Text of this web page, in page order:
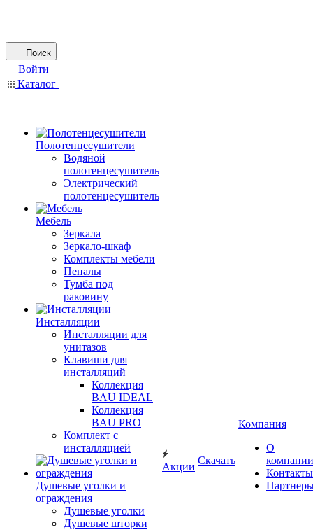
Поиск
Войти
Каталог
Полотенцесушители
Водяной
полотенцесушитель
Электрический
полотенцесушитель
Мебель
Зеркала
Зеркало-шкаф
Комплекты мебели
Пеналы
Тумба под
раковину
Инсталляции
Инсталляции для
унитазов
Клавиши для
инсталляций
Коллекция
BAU IDEAL
Коллекция
BAU PRO
Комплект с
инсталляцией
Душевые уголки и
ограждения
Душевые уголки
Душевые шторки
Акции
Скачать
Компания
О
компании
Контакты